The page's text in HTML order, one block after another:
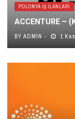
POLONYA İŞ İLANLARI
ACCENTURE –
BY ADMIN 1